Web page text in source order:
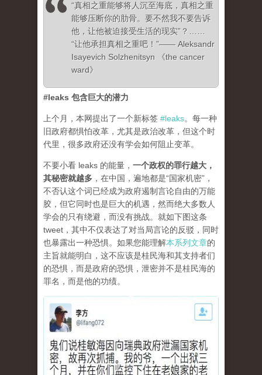
“真相之重能够将人沉至海底，真相之重
能够压断你的肋骨。要不然我不要告诉
他，让他被迫接受生活的现实”？……
“让他承担真相之重吧！”—— Aleksandr
Isayevich Solzhenitsyn 《the cancer
ward》
#leaks 包含巨大的潜力
上个月，本网提出了一个新标签 #leaks。每一种
旧政府都惧怕改革，尤其是政治改革，但这个时
代里，很多政府还没有学会如何阻止变革。
不要小看 leaks 的能量， 一个政权的罪行越大，
其秘密就越多 ，在中国，遍地都是“国家机密”，
不否认这个词已经成为政府遏制言论自由的万能
胶，但它同时也是巨大的机遇，然而绝大多数人
学会的只有绕避，而没有挑战。就如下图这条
tweet，其中不仅表达了对当局言论的反驳，同时
也暴露出一种恐惧。如果您能理解本系列文章的
主旨就能明白，这不应该是桂民海和其支持者们
的恐惧，而是政府的恐惧，泄密并不是桂民海的
罪名，而是他的功绩。